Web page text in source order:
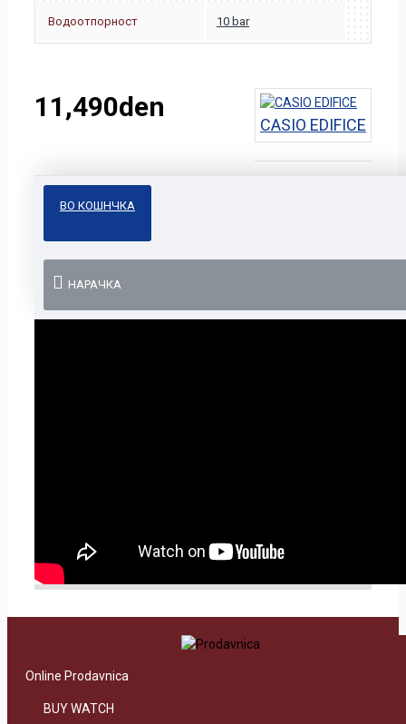
Водоотпорност 10 bar
11,490den
CASIO EDIFICE
ВО КОШНЧКА
НАРАЧКА
Online Prodavnica
BUY WATCH